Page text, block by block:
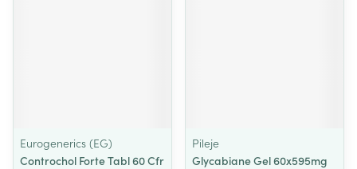
Eurogenerics (EG)
Controchol Forte Tabl 60 Cfr
Pileje
Glycabiane Gel 60x595mg